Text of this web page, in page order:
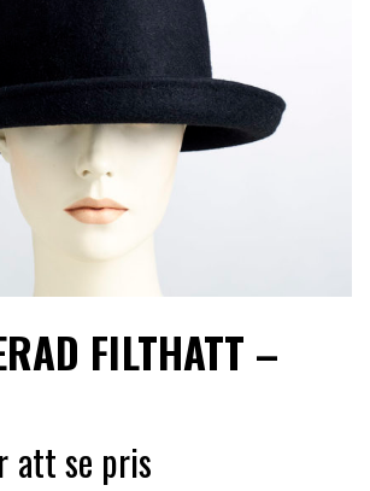
UTGÅENDE
FILTHATT –
att se pris